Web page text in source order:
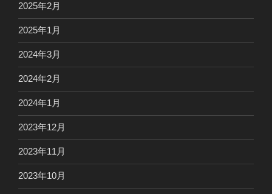
2025年2月
2025年1月
2024年3月
2024年2月
2024年1月
2023年12月
2023年11月
2023年10月